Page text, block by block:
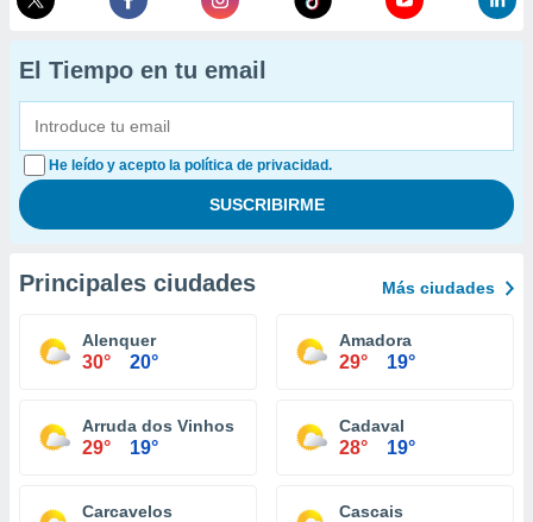
El Tiempo en tu email
He leído y acepto la política de privacidad.
Principales ciudades Más ciudades
Alenquer
30° 20°
Amadora
29° 19°
Arruda dos Vinhos
29° 19°
Cadaval
28° 19°
Carcavelos Cascais